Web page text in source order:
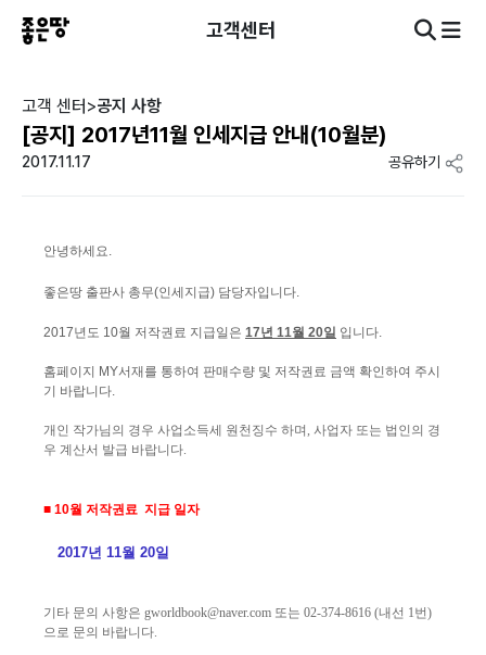
고객센터
고객 센터>공지 사항
[공지] 2017년11월 인세지급 안내(10월분)
2017.11.17 공유하기
안녕하세요.
좋은땅 출판사 총무(인세지급) 담당자입니다.
2017년도 10월 저작권료 지급일은 17년 11월 20일 입니다.
홈페이지 MY서재를 통하여 판매수량 및 저작권료 금액 확인하여 주시
기 바랍니다.
개인 작가님의 경우 사업소득세 원천징수 하며, 사업자 또는 법인의 경
우 계산서 발급 바랍니다.
■ 10월 저작권료 지급 일자
2017년 11월 20일
기타 문의 사항은 gworldbook@naver.com 또는 02-374-8616 (내선 1번)
으로 문의 바랍니다.